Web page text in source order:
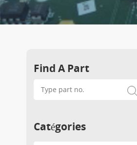
Find A Part
Catégories